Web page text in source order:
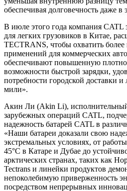
обеспечивая долговечность даже в
В июле этого года компания CATL
для легких грузовиков в Китае,
TECTRANS, чтобы охватить
применений для коммерческих
обеспечивают повышенную
возможности быстрой зарядки,
потребности городской доставки
мили».
Акин Ли (Akin Li), исполнительный
зарубежных операций CATL,
надежность батарей CATL в
«Наши батареи доказали свою
экстремальных условиях, от
45°C в Катаре и Дубае до
арктических странах, таких как
Tectrans и линейки продуктов
непоколебимую приверженность
посредством непрерывных